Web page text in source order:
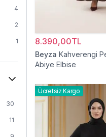
126
4
2
1
30
11
8.390,00TL
Beyza Kahverengi
Abiye Elbise
Ücretsiz Kargo